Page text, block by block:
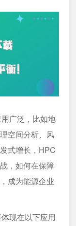
广泛，比如地
空间分析、风
式增长，HPC
，如何在保障
成为能源企业
现在以下应用